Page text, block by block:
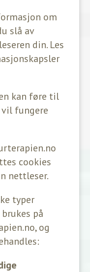
om
slå av
din. Les
kan føre til
fungere
cookies
nettleser.
typer
på
og